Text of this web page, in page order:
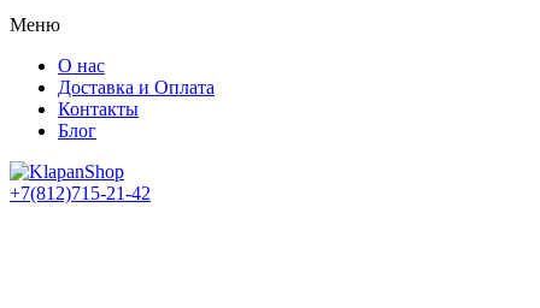
Меню
О нас
Доставка и Оплата
Контакты
Блог
+7(812)715-21-42